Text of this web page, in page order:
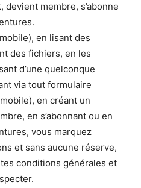
membre, s’abonne
en lisant des
des fichiers, en les
d’une quelconque
via tout formulaire
en créant un
en s’abonnant ou en
vous marquez
et sans aucune réserve,
conditions générales et